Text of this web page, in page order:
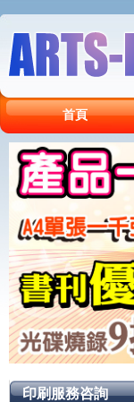
首頁
印刷服務咨詢